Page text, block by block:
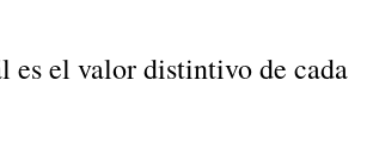
es el valor distintivo de cada